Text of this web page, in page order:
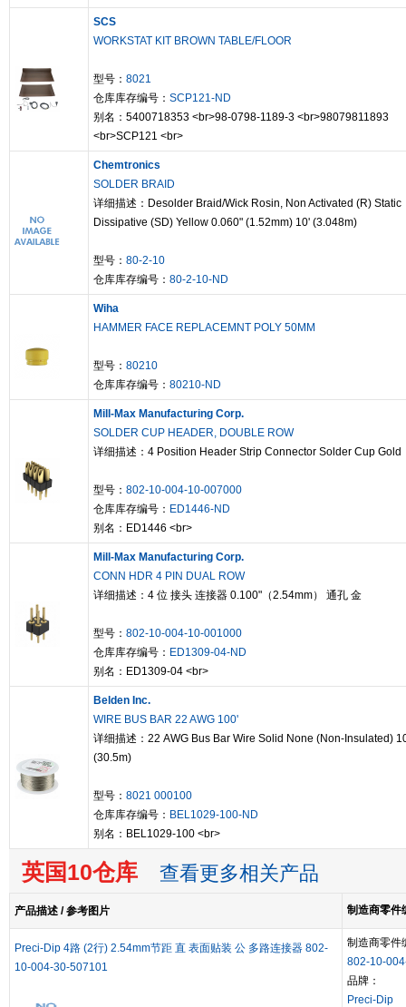
SCS
WORKSTAT KIT BROWN TABLE/FLOOR
型号： 8021
仓库库存编号： SCP121-ND
别名：5400718353 <br>98-0798-1189-3 <br>98079811893
<br>SCP121 <br>
Chemtronics
SOLDER BRAID
详细描述：Desolder Braid/Wick Rosin, Non Activated (R) Static
Dissipative (SD) Yellow 0.060" (1.52mm) 10' (3.048m)
型号： 80-2-10
仓库库存编号： 80-2-10-ND
Wiha
HAMMER FACE REPLACEMNT POLY 50MM
型号： 80210
仓库库存编号： 80210-ND
Mill-Max Manufacturing Corp.
SOLDER CUP HEADER, DOUBLE ROW
详细描述：4 Position Header Strip Connector Solder Cup Gold
型号： 802-10-004-10-007000
仓库库存编号： ED1446-ND
别名：ED1446 <br>
Mill-Max Manufacturing Corp.
CONN HDR 4 PIN DUAL ROW
详细描述：4 位 接头 连接器 0.100"（2.54mm） 通孔 金
型号： 802-10-004-10-001000
仓库库存编号： ED1309-04-ND
别名：ED1309-04 <br>
Belden Inc.
WIRE BUS BAR 22 AWG 100'
详细描述：22 AWG Bus Bar Wire Solid None (Non-Insulated)
(30.5m)
型号： 8021 000100
仓库库存编号： BEL1029-100-ND
别名：BEL1029-100 <br>
英国10仓库 查看更多相关产品
产品描述 / 参考图片 制造商零件
Preci-Dip 4路 (2行) 2.54mm节距 直 表面贴装 公 多路连接器 802-
10-004-30-507101
制造商零件
802-10-
品牌：
Preci-Dip